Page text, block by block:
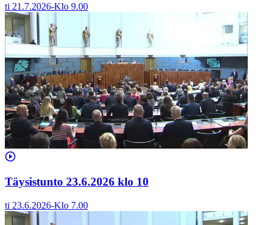
ti 21.7.2026-Klo 9.00
Täysistunto 23.6.2026 klo 10
ti 23.6.2026-Klo 7.00